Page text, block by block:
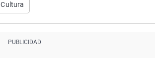
Cultura